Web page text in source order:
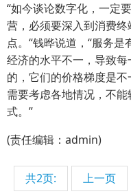
“如今谈论数字化，一定
营，必须要深入到消费
点。“钱晔说道，“服务是
经济的水平不一，导致
的，它们的价格梯度是
需要考虑各地情况，不
式。”
(责任编辑：admin)
共2页: 上一页